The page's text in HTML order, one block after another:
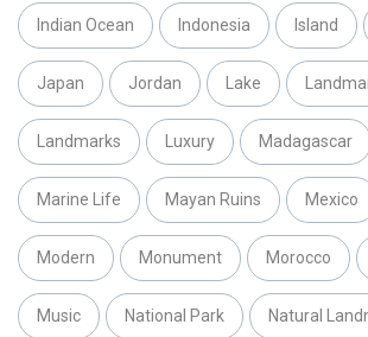
Indian Ocean Indonesia Island
Japan Jordan Lake
Landmarks Luxury Madagascar
Marine Life Mayan Ruins Mexico
Modern Monument Morocco
Music National Park Natural